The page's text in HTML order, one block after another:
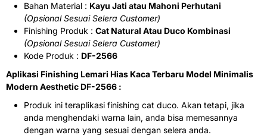
Bahan Material : Kayu Jati atau Mahoni Perhutani
(Opsional Sesuai Selera Customer)
Finishing Produk : Cat Natural Atau Duco Kombinasi
(Opsional Sesuai Selera Customer)
Kode Produk : DF-2566
Aplikasi Finishing Lemari Hias Kaca Terbaru Model Minimalis
Modern Aesthetic DF-2566 :
Produk ini teraplikasi finishing cat duco. Akan tetapi, jika
anda menghendaki warna lain, anda bisa memesannya
dengan warna yang sesuai dengan selera anda.